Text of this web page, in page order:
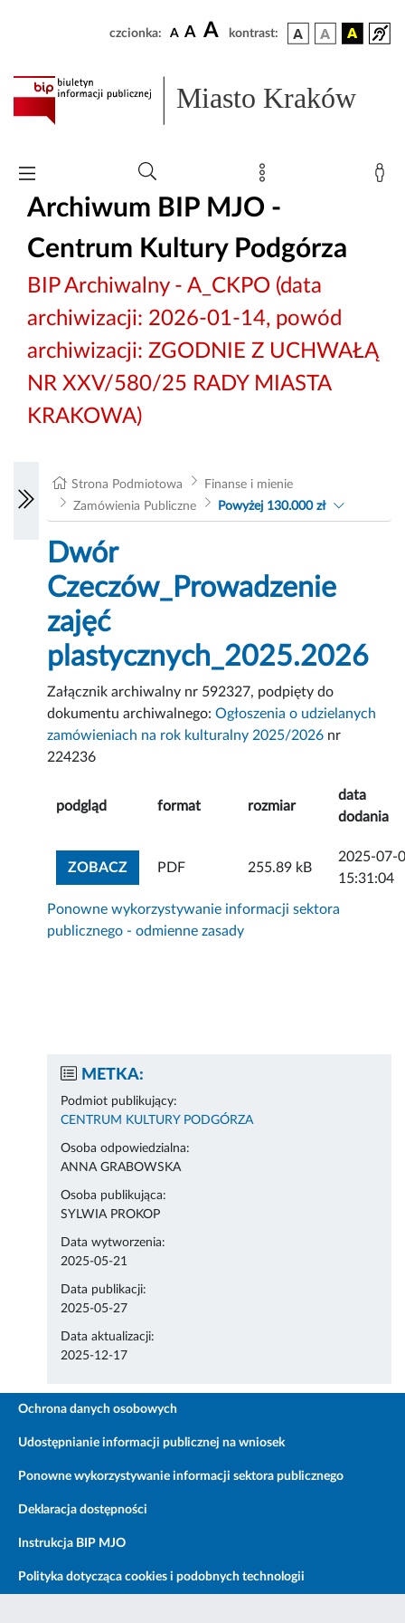
czcionka: A A A kontrast:
Miasto Kraków
Archiwum BIP MJO -
Centrum Kultury Podgórza
BIP Archiwalny - A_CKPO (data
archiwizacji: 2026-01-14, powód
archiwizacji: ZGODNIE Z UCHWAŁĄ
NR XXV/580/25 RADY MIASTA
KRAKOWA)
Strona Podmiotowa
Finanse i mienie
Zamówienia Publiczne
Powyżej 130.000 zł
Dwór
Czeczów_Prowadzenie
zajęć
plastycznych_2025.2026
Załącznik archiwalny nr 592327, podpięty do
dokumentu archiwalnego:Ogłoszenia o udzielanych
zamówieniach na rok kulturalny 2025/2026 nr
224236
podgląd format rozmiar
data
dodania
ZOBACZZOBACZ ZAŁĄCZNIK
PDF 255.89 kB
2025-07-
15:31:04
Ponowne wykorzystywanie informacji sektora
publicznego - odmienne zasady
METKA:
Podmiot publikujący:
CENTRUM KULTURY PODGÓRZA
Osoba odpowiedzialna:
ANNA GRABOWSKA
Osoba publikująca:
SYLWIA PROKOP
Data wytworzenia:
2025-05-21
Data publikacji:
2025-05-27
Data aktualizacji:
2025-12-17
Ochrona danych osobowych
Udostępnianie informacji publicznej na wniosek
Ponowne wykorzystywanie informacji sektora publicznego
Deklaracja dostępności
Instrukcja BIP MJO
Polityka dotycząca cookies i podobnych technologii